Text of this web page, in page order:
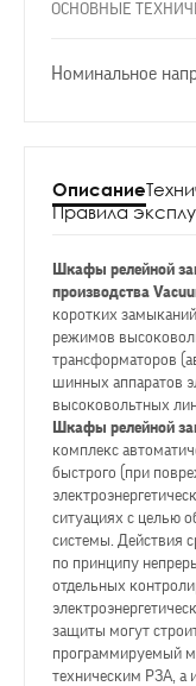
ОСНОВНЫЕ
Номинальное
Описание
Правила
Шкафы релейной
производства
коротких
режимов
трансформаторов
шинных аппаратов
высоковольтных
Шкафы релейной
комплекс
быстрого (при
ситуациях с целью
системы. Действия
по принципу
отдельных
защиты могут
программируемый
техническим РЗА, а